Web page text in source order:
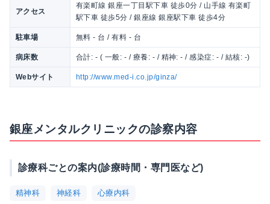
アクセス
有楽町線 銀座一丁目駅下車 徒歩0分 / 山手線 有楽町
駅下車 徒歩5分 / 銀座線 銀座駅下車 徒歩4分
駐車場 無料 - 台 / 有料 - 台
病床数 合計: - ( 一般: - / 療養: - / 精神: - / 感染症: - / 結核: -)
Webサイト http://www.med-i.co.jp/ginza/
銀座メンタルクリニックの診察内容
診療科ごとの案内(診療時間・専門医など)
精神科 神経科 心療内科